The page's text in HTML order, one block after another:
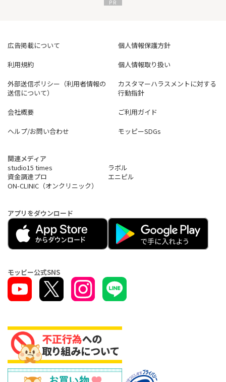
広告掲載について
個人情報保護方針
利用規約
個人情報取り扱い
外部送信ポリシー（利用者情報の
送信について）
カスタマーハラスメントに対する
行動指針
会社概要
ご利用ガイド
ヘルプ/お問い合わせ
モッピーSDGs
関連メディア
studio15 times
ラボル
資金調達プロ
エニピル
ON-CLINIC（オンクリニック）
アプリをダウンロード
モッピー公式SNS